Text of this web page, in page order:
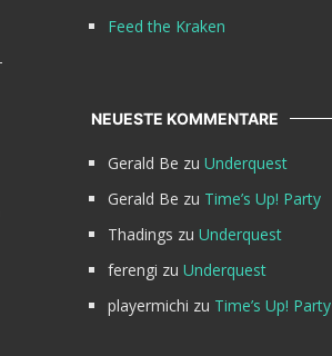
Feed the Kraken
NEUESTE KOMMENTARE
Gerald Be zu Underquest
Gerald Be zu Time’s Up! Party
Thadings zu Underquest
ferengi zu Underquest
playermichi zu Time’s Up! Party